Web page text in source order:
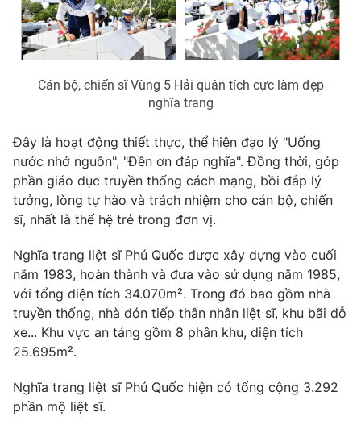
Chuyên mục khác
Emagazine Podcast
Photo Infographic
Video Shorts video
VTV Money VTV Thể thao
VTV Sức khoẻ Bất động sản
Thị trường 24h Tấm lòng Việt
VTV4 Vươn mình bằng AI
Liên hệ tòa soạn
Cán bộ, chiến sĩ Vùng 5 Hải quân tích cực làm đẹp
nghĩa trang
Đây là hoạt động thiết thực, thể hiện đạo lý "Uống
nước nhớ nguồn", "Đền ơn đáp nghĩa". Đồng thời, góp
phần giáo dục truyền thống cách mạng, bồi đắp lý
tưởng, lòng tự hào và trách nhiệm cho cán bộ, chiến
sĩ, nhất là thế hệ trẻ trong đơn vị.
Nghĩa trang liệt sĩ Phú Quốc được xây dựng vào cuối
năm 1983, hoàn thành và đưa vào sử dụng năm 1985,
với tổng diện tích 34.070m². Trong đó bao gồm nhà
truyền thống, nhà đón tiếp thân nhân liệt sĩ, khu bãi đỗ
xe... Khu vực an táng gồm 8 phân khu, diện tích
25.695m².
Nghĩa trang liệt sĩ Phú Quốc hiện có tổng cộng 3.292
phần mộ liệt sĩ.